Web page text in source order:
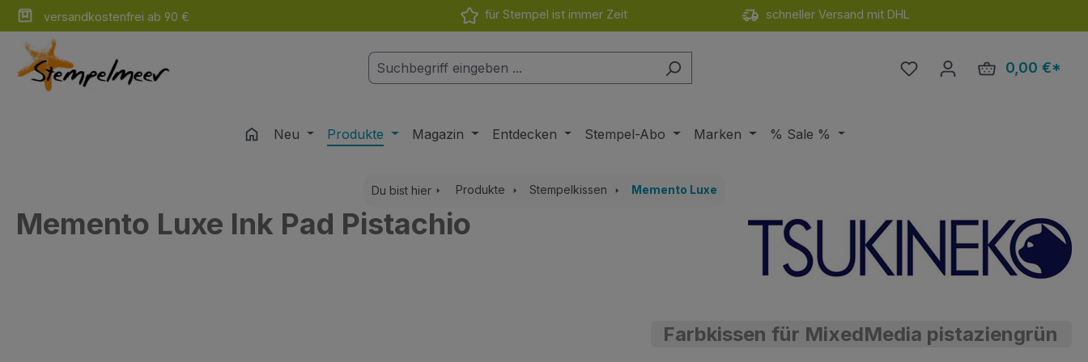
Hauptinhalt springen
Zur Suche springen
Zur Hauptnavigation springen
versandkostenfrei ab 90 € für Stempel ist immer Zeit schneller Versand mit DHL
Du hast 0 Produkte auf
0,00 €*
Neu Produkte Magazin Entdecken Stempel-Abo Marken % Sale %
Du bist hier Produkte Stempelkissen Memento Luxe
Memento Luxe Ink Pad Pistachio
Farbkissen für MixedMedia pistaziengrün